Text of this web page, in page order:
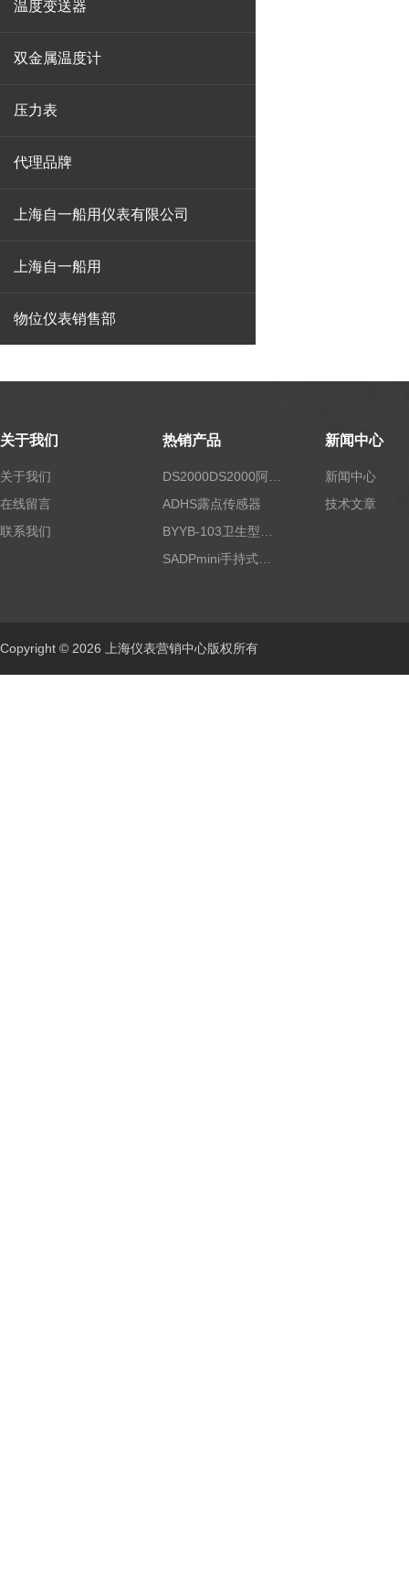
温度变送器
双金属温度计
压力表
代理品牌
上海自一船用仪表有限公司
上海自一船用
物位仪表销售部
关于我们
关于我们
在线留言
联系我们
热销产品
ADHS露点传感器
新闻中心
新闻中心
技术文章
Copyright © 2026 上海仪表营销中心版权所有